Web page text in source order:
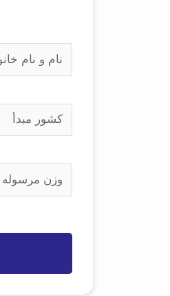
ل
ع
ض
ی
ل
ع
ض
ی
و
ض